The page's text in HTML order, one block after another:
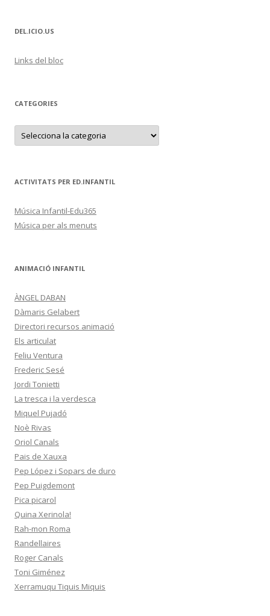
DEL.ICIO.US
Links del bloc
CATEGORIES
C
t
r
i
ACTIVITATS PER ED.INFANTIL
Música Infantil-Edu365
Música per als menuts
ANIMACIÓ INFANTIL
ÀNGEL DABAN
Dàmaris Gelabert
Directori recursos animació
Els articulat
Feliu Ventura
Frederic Sesé
Jordi Tonietti
La tresca i la verdesca
Miquel Pujadó
Noè Rivas
Oriol Canals
Pais de Xauxa
Pep López i Sopars de duro
Pep Puigdemont
Pica picarol
Quina Xerinola!
Rah-mon Roma
Randellaires
Roger Canals
Toni Giménez
Xerramuqu Tiquis Miquis